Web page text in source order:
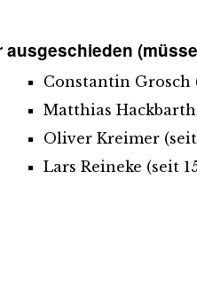
ausgeschieden
Constantin Grosch
Matthias Hackbarth
Oliver Kreimer (seit
Lars Reineke (seit